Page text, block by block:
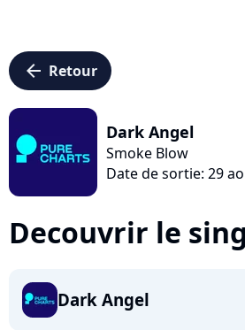
arrow_left Retour
Dark Angel
Smoke Blow
Date de sortie: 29
Decouvrir le
Dark Angel